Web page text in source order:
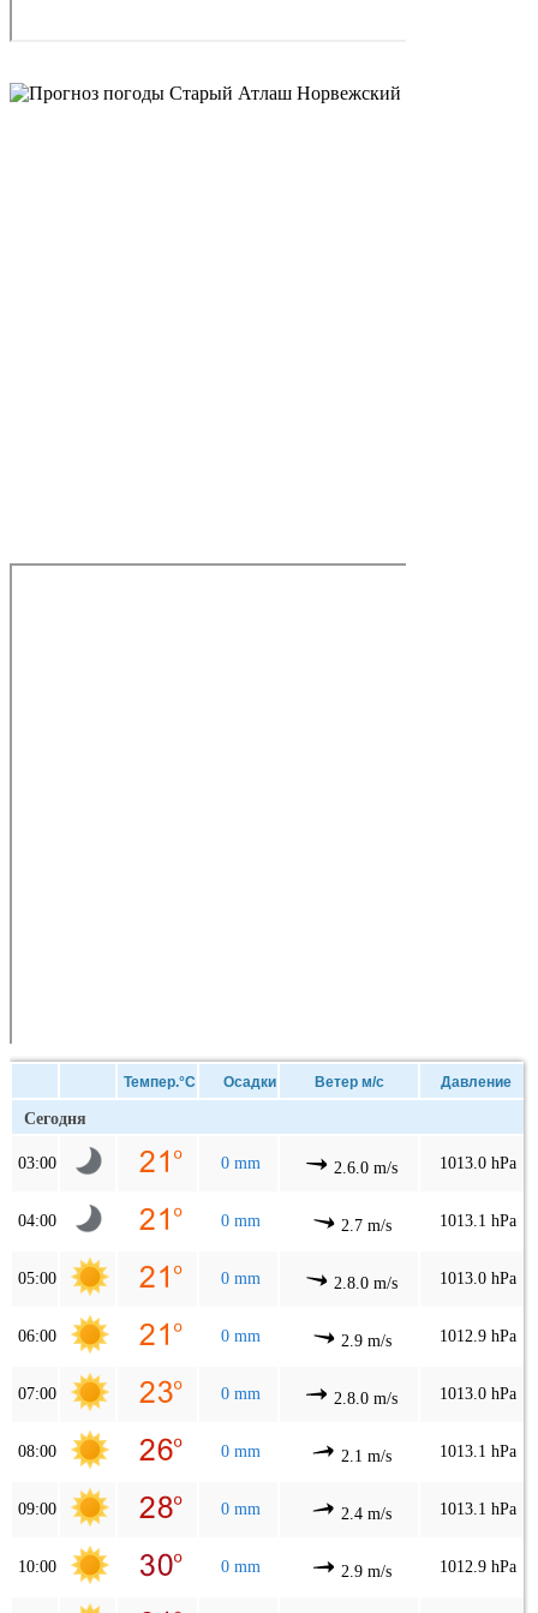
Темпер.°C Осадки Ветер м/с Давление
Сегодня
03:00 0 mm 2.6.0 m/s 1013.0 hPa
04:00 0 mm 2.7 m/s 1013.1 hPa
05:00 0 mm 2.8.0 m/s 1013.0 hPa
06:00 0 mm 2.9 m/s 1012.9 hPa
07:00 0 mm 2.8.0 m/s 1013.0 hPa
08:00 0 mm 2.1 m/s 1013.1 hPa
09:00 0 mm 2.4 m/s 1013.1 hPa
10:00 0 mm 2.9 m/s 1012.9 hPa